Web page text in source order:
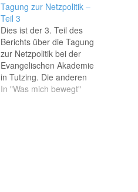
Tagung zur Netzpolitik –
Teil 3
Dies ist der 3. Teil des
Berichts über die Tagung
zur Netzpolitik bei der
Evangelischen Akademie
in Tutzing. Die anderen
sind hier. Nach Anke
In "Was mich bewegt"